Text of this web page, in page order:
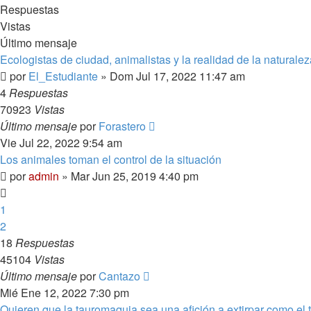
Respuestas
Vistas
Último mensaje
Ecologistas de ciudad, animalistas y la realidad de la
porEl_Estudiante » Dom Jul 17, 2022 11:47 am
4Respuestas
70923 Vistas
Último mensajeporForastero
Vie Jul 22, 2022 9:54 am
Los animales toman el control de la situación
poradmin » Mar Jun 25, 2019 4:40 pm
1
2
18 Respuestas
45104 Vistas
Último mensajeporCantazo
Mié Ene 12, 2022 7:30 pm